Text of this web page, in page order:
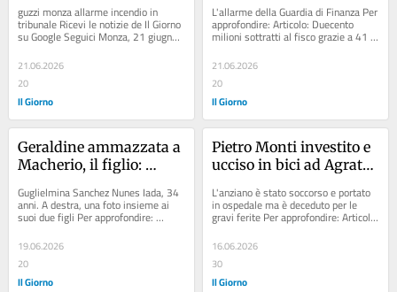
guzzi monza allarme incendio in
tribunale Ricevi le notizie de Il Giorno
su Google Seguici Monza, 21 giugno
2026 - Due maranza...
21.06.2026
20
Il Giorno
è allarme rosso
L'allarme della Guardia di Finanza Per
approfondire: Articolo: Duecento
milioni sottratti al fisco grazie a 41
società fantasma: un arresto...
21.06.2026
20
Il Giorno
Geraldine ammazzata a
Macherio, il figlio:
mamma che se non
fossero tornati insieme
qualsiasi cosa"
Guglielmina Sanchez Nunes Iada, 34
anni. A destra, una foto insieme ai
suoi due figli Per approfondire:
Articolo: Fallimento per Davide
Erba,...
19.06.2026
20
Il Giorno
Pietro Monti investito e
ucciso in bici ad Agrate
cinematica sull'omicidio
stradale
L'anziano è stato soccorso e portato
in ospedale ma è deceduto per le
gravi ferite Per approfondire: Articolo:
Ciclista travolto e ucciso...
16.06.2026
30
Il Giorno